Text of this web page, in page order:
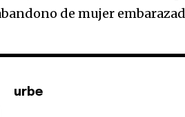
de mujer
urbe